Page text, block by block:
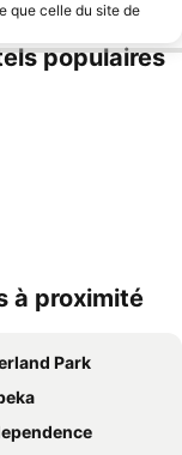
que celle du site de
populaires
à proximité
Park